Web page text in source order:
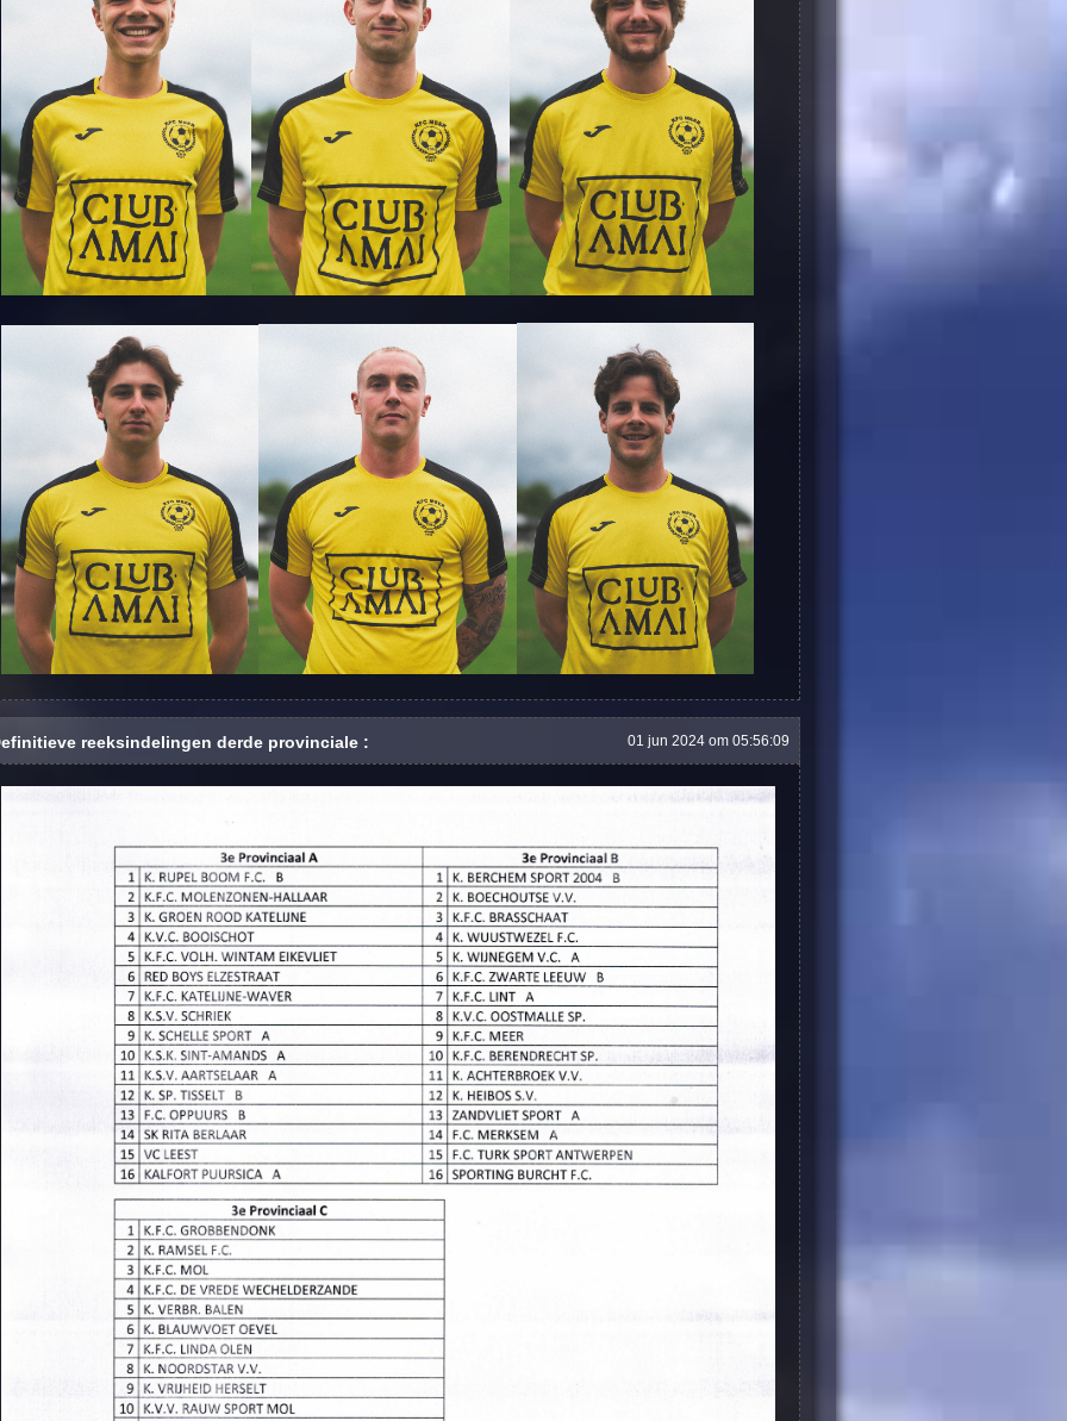
reeksindelingen derde provinciale : 01 jun 2024 om 05:56:09